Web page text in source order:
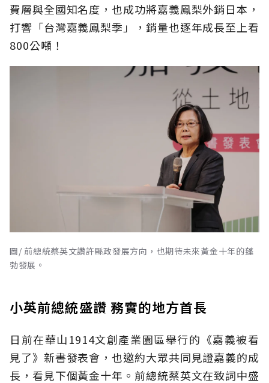
費層與全國知名度，也成功將嘉義鳳梨外銷日本，
打響「台灣嘉義鳳梨季」，銷量也逐年成長至上看
800公噸！
圖/ 前總統蔡英文讚許縣政發展方向，也期待未來黃金十年的蓬
勃發展。
小英前總統盛讚 務實的地方首長
日前在華山1914文創產業園區舉行的《嘉義被看
見了》新書發表會，也邀約大眾共同見證嘉義的成
長，看見下個黃金十年。前總統蔡英文在致詞中盛